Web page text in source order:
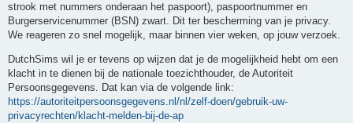
strook met nummers onderaan het paspoort), paspoortnummer en
Burgerservicenummer (BSN) zwart. Dit ter bescherming van je privacy.
We reageren zo snel mogelijk, maar binnen vier weken, op jouw verzoek.
DutchSims wil je er tevens op wijzen dat je de mogelijkheid hebt om een
klacht in te dienen bij de nationale toezichthouder, de Autoriteit
Persoonsgegevens. Dat kan via de volgende link:
https://autoriteitpersoonsgegevens.nl/nl/zelf-doen/gebruik-uw-
privacyrechten/klacht-melden-bij-de-ap